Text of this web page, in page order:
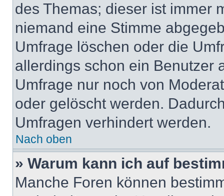
des Themas; dieser ist immer
niemand eine Stimme
Umfrage löschen oder die
allerdings schon ein Benutzer
Umfrage nur noch von
oder gelöscht werden.
Umfragen verhindert werden.
Nach oben
» Warum kann ich auf
Manche Foren können